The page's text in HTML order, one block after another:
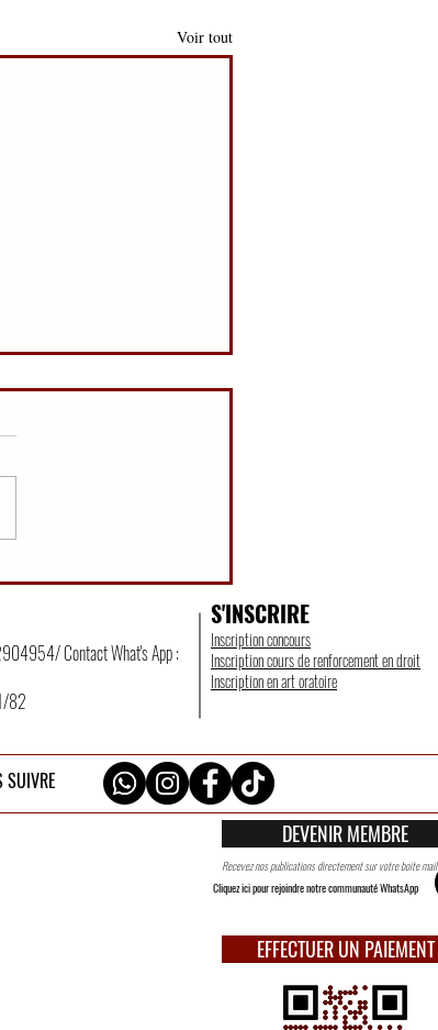
Voir tout
PARTIE 3
Contact What's App :
82
S'INSCRIRE
Inscription concours
Inscription cours de renforcement en droit
Inscription en art oratoire
SUIVRE
DEVENIR MEMBRE
Recevez nos publications directement sur votre boite mail
Cliquez ici pour rejoindre notre communauté WhatsApp
EFFECTUER UN PAIEMENT